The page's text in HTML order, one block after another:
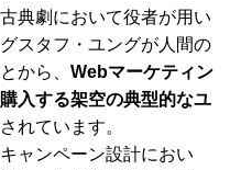
典劇において役者が用い
スタフ・ユングが人間の
から、 Webマーケティン
入する架空の典型的なユ
れています。
ャンペーン設計におい